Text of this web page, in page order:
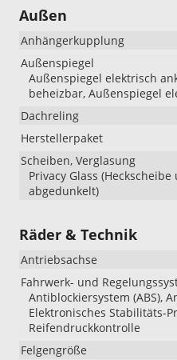
Außen
Anhängerkupplung
Außenspiegel
Außenspiegel elektrisch
beheizbar, Außenspiegel
Dachreling
Herstellerpaket
Scheiben, Verglasung
Privacy Glass
abgedunkelt)
Räder & Technik
Antriebsachse
Fahrwerk- und
Antiblockiersystem (ABS),
Elektronisches Stabilitäts-
Reifendruckkontrolle
Felgengröße